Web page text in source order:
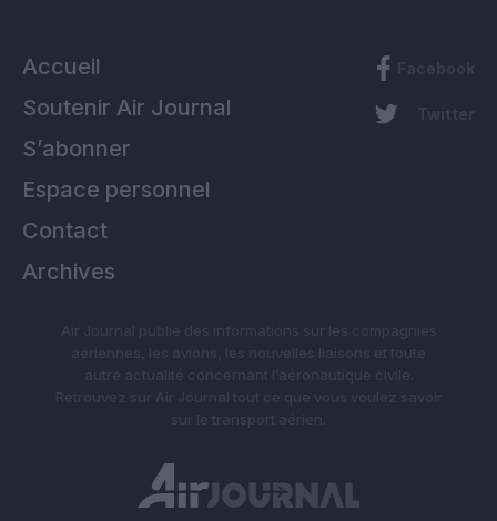
Accueil
Soutenir Air Journal
S’abonner
Espace personnel
Contact
Archives